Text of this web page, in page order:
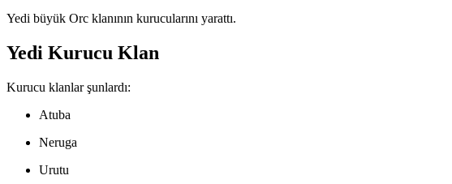
Yedi büyük Orc klanının kurucularını yarattı.
Yedi Kurucu Klan
Kurucu klanlar şunlardı:
Atuba
Neruga
Urutu